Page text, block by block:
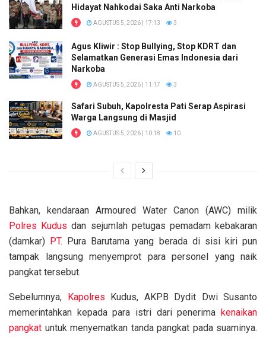
Hidayat Nahkodai Saka Anti Narkoba
AGUSTUS 5, 2026 | 17:13 3
Agus Kliwir : Stop Bullying, Stop KDRT dan
Selamatkan Generasi Emas Indonesia dari
Narkoba
AGUSTUS 5, 2026 | 11:17 3
Safari Subuh, Kapolresta Pati Serap Aspirasi
Warga Langsung di Masjid
AGUSTUS 5, 2026 | 10:18 10
Bahkan, kendaraan Armoured Water Canon (AWC) milik
Polres Kudus dan sejumlah petugas pemadam kebakaran
(damkar) PT. Pura Barutama yang berada di sisi kiri pun
tampak langsung menyemprot para personel yang naik
pangkat tersebut.
Sebelumnya, Kapolres Kudus, AKPB Dydit Dwi Susanto
memerintahkan kepada para istri dari penerima kenaikan
pangkat untuk menyematkan tanda pangkat pada suaminya.